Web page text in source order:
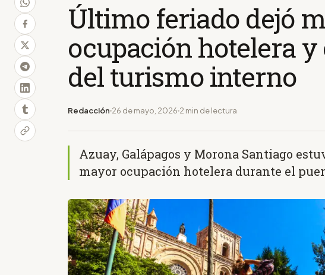
Último feriado dejó
ocupación hotelera
del turismo interno
Redacción 26 de mayo, 2026 2 min de lectura
Azuay, Galápagos y Morona Santiago
mayor ocupación hotelera durante el